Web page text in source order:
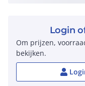
Login
Om prijzen,
bekijken.